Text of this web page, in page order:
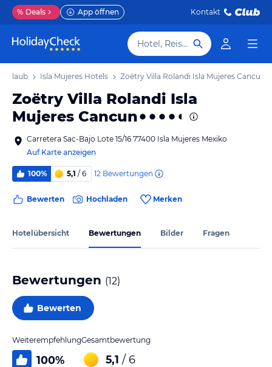
% Deals App öffnen Kontakt
Hotel, Reiseziel
Urlaub Isla Mujeres Hotels Zoëtry Villa Rolandi Isla Mujeres Cancun
Zoëtry Villa Rolandi Isla
Mujeres Cancun
Carretera Sac-Bajo Lote 15/16 77400 Isla Mujeres Mexiko
Auf Karte anzeigen
100% 5,1 / 6 12 Bewertungen
Bewerten Hochladen Merken
Hotelübersicht Bewertungen Bilder Fragen
Bewertungen (12)
Bewerten
Weiterempfehlung
100%
Gesamtbewertung
5,1 / 6